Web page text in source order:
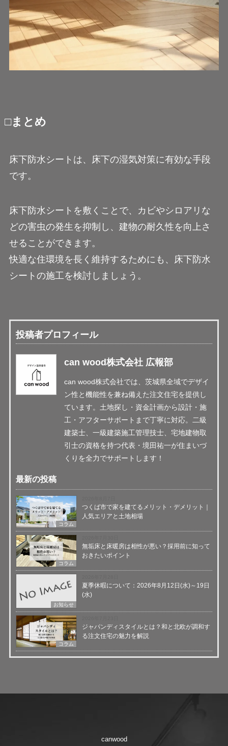
□まとめ
床下防水シートは、床下の湿気対策に有効な手段
です。
床下防水シートを敷くことで、カビやシロアリな
どの害虫の発生を抑制し、建物の耐久性を向上さ
せることができます。
快適な住環境を長く維持するためにも、床下防水
シートの施工を検討しましょう。
投稿者プロフィール
can wood株式会社 広報部
can wood株式会社では、茨城県全域でデザイ
ン性と機能性を兼ね備えた注文住宅を提供し
ています。土地探し・資金計画から設計・施
工・アフターサポートまで丁寧に対応。二級
建築士、一級建築施工管理技士、宅地建物取
引士の資格を持つ代表・境田祐一が住まいづ
くりを全力でサポートします！
最新の投稿
コラム
つくば市で家を建てるメリット・デメリット｜
人気エリアと土地相場
コラム
無垢床と床暖房は相性が悪い？採用前に知って
おきたいポイント
お知らせ
夏季休暇について：2026年8月12日(水)～19日
(水)
コラム
ジャパンディスタイルとは？和と北欧が調和す
る注文住宅の魅力を解説
canwood